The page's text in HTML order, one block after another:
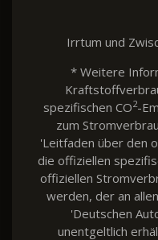
Irrtum und
* Weitere
spezifischen CO2-
zum
'Leitfaden über den
die offiziellen
offiziellen
werden, der an
'Deutschen
unentgeltlich